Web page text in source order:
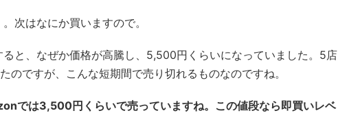
次はなにか買いますので。
と、なぜか価格が高騰し、5,500円くらいになっていました。5店
のですが、こんな短期間で売り切れるものなのですね。
では3,500円くらいで売っていますね。この値段なら即買いレベ